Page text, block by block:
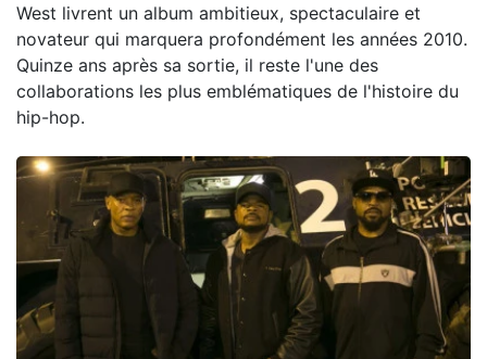
West livrent un album ambitieux, spectaculaire et
novateur qui marquera profondément les années 2010.
Quinze ans après sa sortie, il reste l'une des
collaborations les plus emblématiques de l'histoire du
hip-hop.